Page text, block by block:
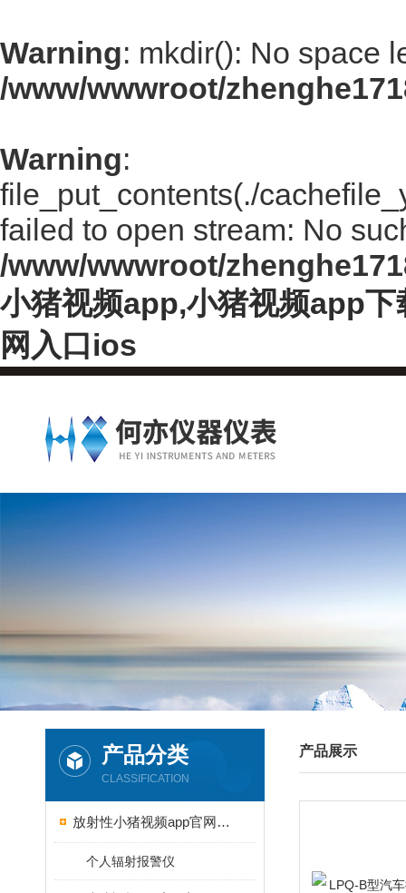
Warning: mkdir(): No space
/www/wwwroot/
Warning:
file_put_contents(./
failed to open stream: No
/www/wwwroot/
小猪视频app,小猪视频app
网入口ios
产品分类
CLASSIFICATION
放射性小猪视频app官网入口ios
个人辐射报警仪
产品展示